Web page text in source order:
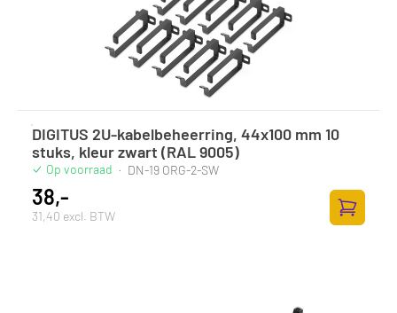
DIGITUS 2U-kabelbeheerring, 44x100 mm 10
stuks, kleur zwart (RAL 9005)
Op voorraad · DN-19 ORG-2-SW
38,-
31,40 excl. BTW
Zum